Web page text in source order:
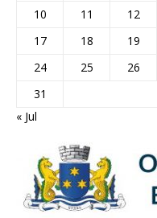
10
11 12
17
18 19
24
25 26
31
« Jul